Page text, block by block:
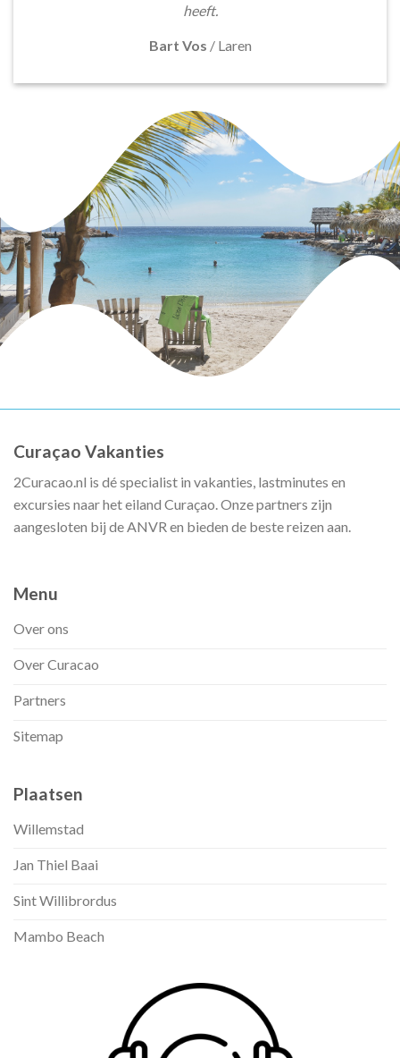
heeft.
Bart Vos / Laren
Curaçao Vakanties
2Curacao.nl is dé specialist in vakanties, lastminutes en
excursies naar het eiland Curaçao. Onze partners zijn
aangesloten bij de ANVR en bieden de beste reizen aan.
Menu
Over ons
Over Curacao
Partners
Sitemap
Plaatsen
Willemstad
Jan Thiel Baai
Sint Willibrordus
Mambo Beach